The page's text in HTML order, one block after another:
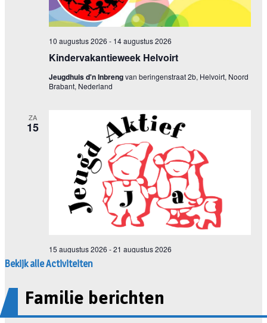
Bekijk alle Activiteiten
Familie berichten